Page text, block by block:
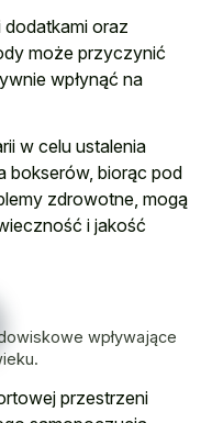
oraz
może przyczynić
wpłynąć na
w celu ustalenia
bokserów, biorąc pod
zdrowotne, mogą
i jakość
wpływające
przestrzeni